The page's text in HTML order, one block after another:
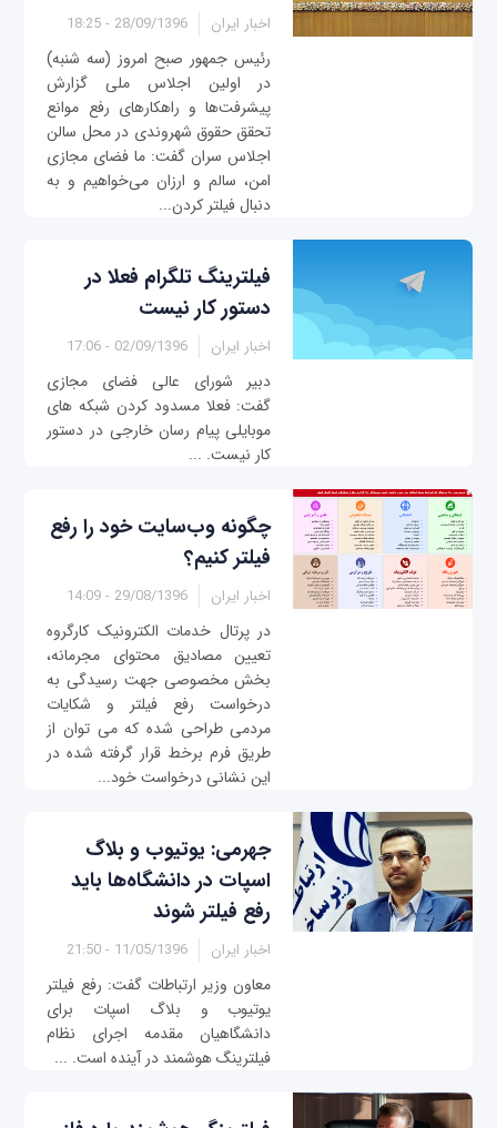
اخبار ایران 28/09/1396 - 18:25
رئیس جمهور صبح امروز (سه شنبه)
در اولین اجلاس ملی گزارش
پیشرفت‌ها و راهکارهای رفع موانع
تحقق حقوق شهروندی در محل سالن
اجلاس سران گفت: ما فضای مجازی
امن، سالم و ارزان می‌خواهیم و به
دنبال فیلتر کردن...
فیلترینگ تلگرام فعلا در
دستور کار نیست
اخبار ایران 02/09/1396 - 17:06
دبیر شورای عالی فضای مجازی
گفت: فعلا مسدود کردن شبکه های
موبایلی پیام رسان خارجی در دستور
کار نیست. ...
چگونه وب‌سایت خود را رفع
فیلتر کنیم؟
اخبار ایران 29/08/1396 - 14:09
در پرتال خدمات الکترونیک کارگروه
تعیین مصادیق محتوای مجرمانه،
بخش مخصوصی جهت رسیدگی به
درخواست رفع فیلتر و شکایات
مردمی طراحی شده که می توان از
طریق فرم برخط قرار گرفته شده در
این نشانی درخواست خود...
جهرمی: یوتیوب و بلاگ
اسپات در دانشگاه‌ها باید
رفع فیلتر شوند
اخبار ایران 11/05/1396 - 21:50
معاون وزیر ارتباطات گفت: رفع فیلتر
یوتیوب و بلاگ اسپات برای
دانشگاهیان مقدمه اجرای نظام
فیلترینگ هوشمند در آینده است. ...